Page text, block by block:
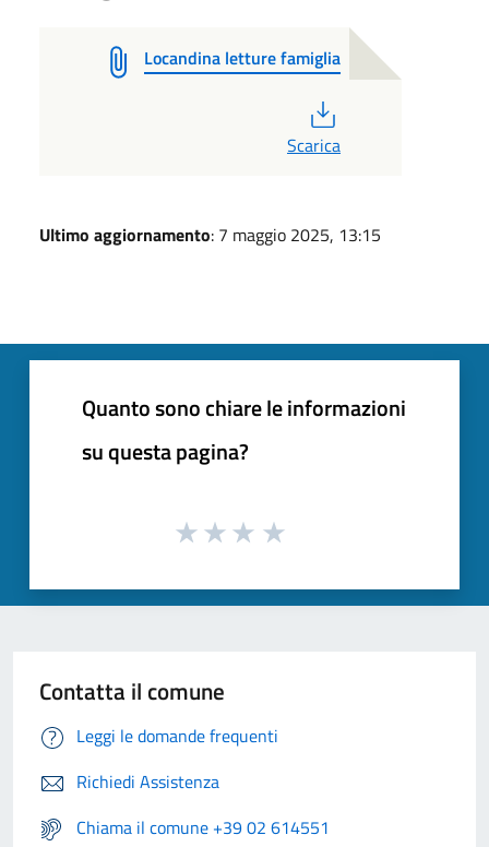
Locandina letture famiglia
Scarica
Ultimo aggiornamento: 7 maggio 2025, 13:15
Quanto sono chiare le informazioni
su questa pagina?
Contatta il comune
Leggi le domande frequenti
Richiedi Assistenza
Chiama il comune +39 02 614551